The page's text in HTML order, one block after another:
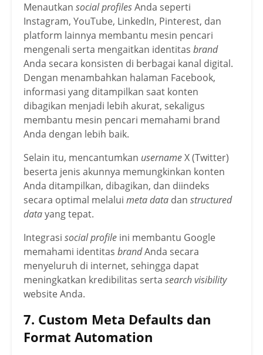
Menautkan social profilesAnda seperti
Instagram, YouTube, LinkedIn, Pinterest, dan
platform lainnya membantu mesin pencari
mengenali serta mengaitkan identitas brand
Anda secara konsisten di berbagai kanal digital.
Dengan menambahkan halaman Facebook,
informasi yang ditampilkan saat konten
dibagikan menjadi lebih akurat, sekaligus
membantu mesin pencari memahami brand
Anda dengan lebih baik.
Selain itu, mencantumkan usernameX (Twitter)
beserta jenis akunnya memungkinkan konten
Anda ditampilkan, dibagikan, dan diindeks
secara optimal melalui meta data dan structured
datayang tepat.
Integrasi social profile ini membantu Google
memahami identitas brandAnda secara
menyeluruh di internet, sehingga dapat
meningkatkan kredibilitas serta search visibility
website Anda.
7. Custom Meta Defaults dan
Format Automation